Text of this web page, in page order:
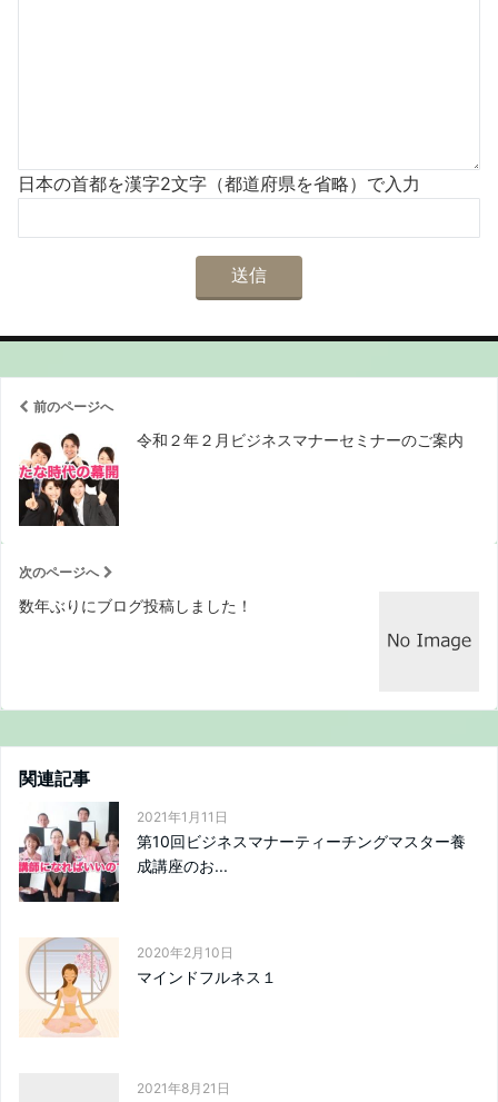
日本の首都を漢字2文字（都道府県を省略）で入力
前のページへ
令和２年２月ビジネスマナーセミナーのご案内
次のページへ
数年ぶりにブログ投稿しました！
関連記事
2021年1月11日
第10回ビジネスマナーティーチングマスター養
成講座のお...
2020年2月10日
マインドフルネス１
2021年8月21日